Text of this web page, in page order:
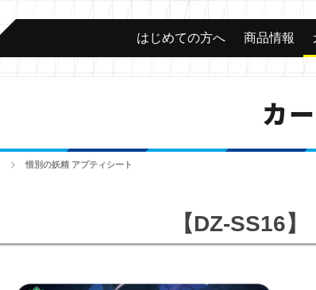
はじめての方へ 商品情報
カ
惜別の妖精 アプティシート
【DZ-SS16